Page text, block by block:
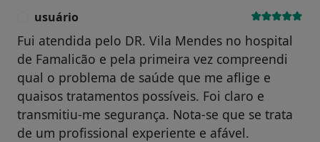
usuário
Fui atendida pelo DR. Vila Mendes no hospital
de Famalicão e pela primeira vez compreendi
qual o problema de saúde que me aflige e
quaisos tratamentos possíveis. Foi claro e
transmitiu-me segurança. Nota-se que se trata
de um profissional experiente e afável.